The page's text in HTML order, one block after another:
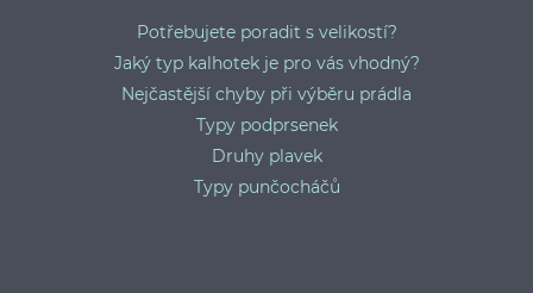
Potřebujete poradit s velikostí?
Jaký typ kalhotek je pro vás vhodný?
Nejčastější chyby při výběru prádla
Typy podprsenek
Druhy plavek
Typy punčocháčů